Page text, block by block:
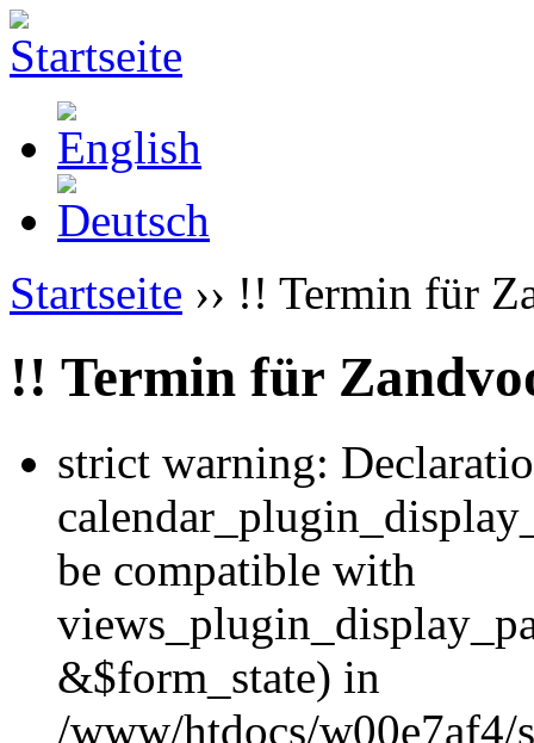
Startseite ›› !! Termin für
!! Termin für
strict warning:
be compatible with
&$form_state) in
/www/htdocs/w00e7af4/